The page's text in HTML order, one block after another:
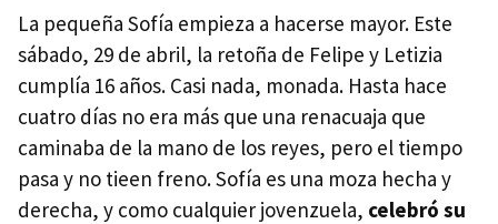
La pequeña Sofía empieza a hacerse mayor. Este
sábado, 29 de abril, la retoña de Felipe y Letizia
cumplía 16 años. Casi nada, monada. Hasta hace
cuatro días no era más que una renacuaja que
caminaba de la mano de los reyes, pero el tiempo
pasa y no tieen freno. Sofía es una moza hecha y
derecha, y como cualquier jovenzuela, celebró su